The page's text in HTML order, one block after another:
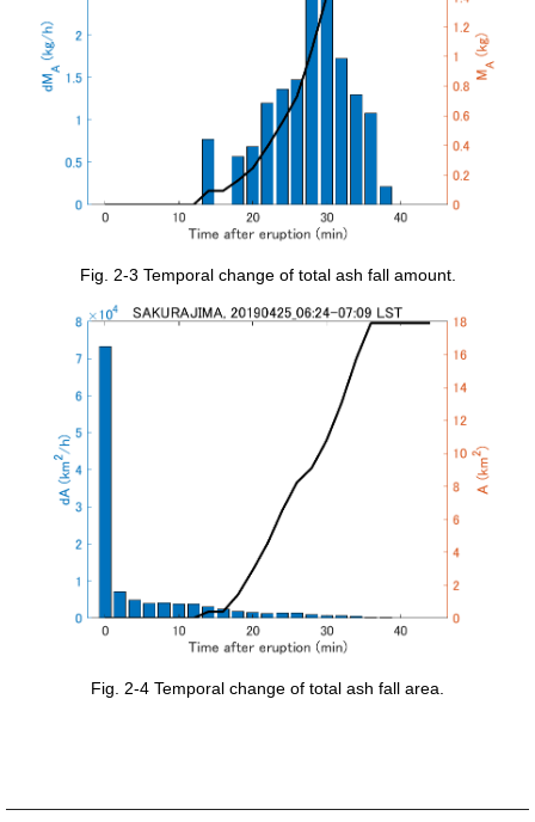
Fig. 2-3 Temporal change of total ash fall amount.
Fig. 2-4 Temporal change of total ash fall area.